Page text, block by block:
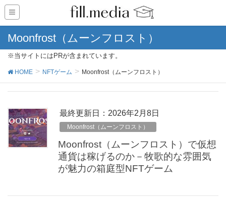
Moonfrost（ムーンフロスト）
※当サイトにはPRが含まれています。
HOME NFTゲーム Moonfrost（ムーンフロスト）
最終更新日：2026年2月8日
Moonfrost（ムーンフロスト）
Moonfrost（ムーンフロスト）で仮想
通貨は稼げるのか－牧歌的な雰囲気
が魅力の箱庭型NFTゲーム